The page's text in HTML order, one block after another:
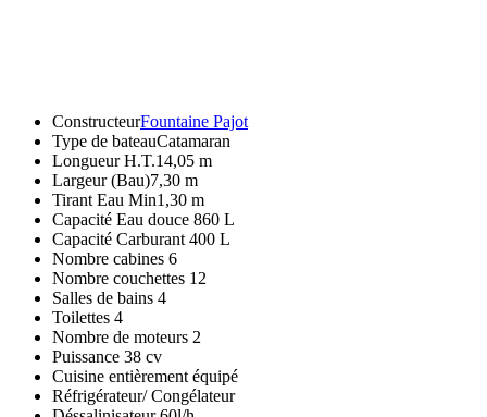
ConstructeurFountaine Pajot
Type de bateauCatamaran
Longueur H.T.14,05 m
Largeur (Bau)7,30 m
Tirant Eau Min1,30 m
Capacité Eau douce 860 L
Capacité Carburant 400 L
Nombre cabines 6
Nombre couchettes 12
Salles de bains 4
Toilettes 4
Nombre de moteurs 2
Puissance 38 cv
Cuisine entièrement équipé
Réfrigérateur/ Congélateur